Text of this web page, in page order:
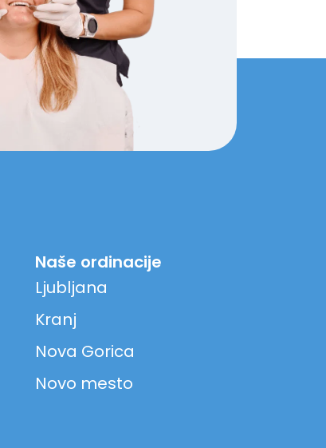
Naše ordinacije
Ljubljana
Kranj
Nova Gorica
Novo mesto